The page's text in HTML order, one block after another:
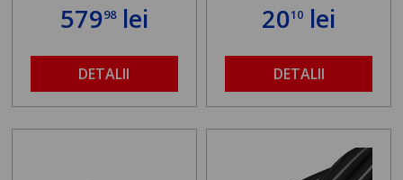
57998lei
DETALII
2010 lei
DETALII